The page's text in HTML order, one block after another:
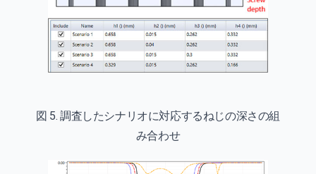
図 5. 調査したシナリオに対応するねじの深さの組
み合わせ